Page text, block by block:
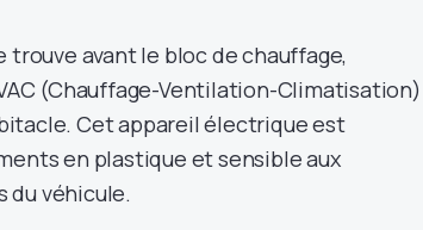
trouve avant le bloc de chauffage,
(Chauffage-Ventilation-Climatisation)
Cet appareil électrique est
en plastique et sensible aux
du véhicule.